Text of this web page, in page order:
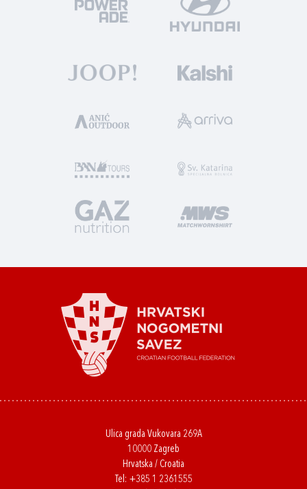
Ulica grada Vukovara 269A
10000 Zagreb
Hrvatska / Croatia
Tel: +385 1 2361555